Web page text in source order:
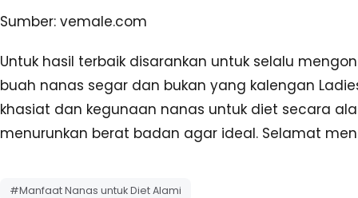
Sumber: vemale.com
Untuk hasil terbaik disarankan untuk selalu
buah nanas segar dan bukan yang kalengan
khasiat dan kegunaan nanas untuk diet secara
menurunkan berat badan agar ideal. Selamat
#Manfaat Nanas untuk Diet Alami